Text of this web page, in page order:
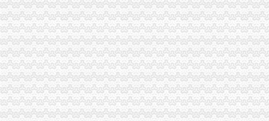
市代办注销分公司局单衍华副局长参加石柱局国庆晚会
单衍华副局长到璧山检查节日市分公司营业执照注销场安全工作
全市分公司营业执照注销工商系统基层建设和人才工作取得显著成绩
市委副书记邢元敏率队到市局调研“执政为民、服务发展”重庆分公司注销学习
重庆公司注销
重庆渝师事务所有限公司,主营：代办税务登记,变更,注销等
重庆市发展和改革委员会关于撤销《关于重庆福祥化工有限公司己二
原告陈天才诉被告重庆市增福煤业有限公司五一煤矿（已注销）、重庆
重庆分公司撤销
两年前搬家没注销宽带小伙被2200元账单雷焦了__环球网